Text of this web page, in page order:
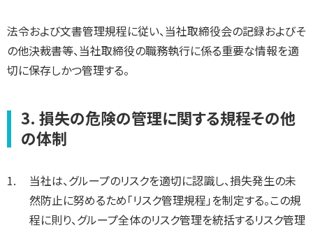
法令および文書管理規程に従い、当社取締役会の記録およびそ
の他決裁書等、当社取締役の職務執行に係る重要な情報を適
切に保存しかつ管理する。
3. 損失の危険の管理に関する規程その他
の体制
当社は、グループのリスクを適切に認識し、損失発生の未
然防止に努めるため「リスク管理規程」を制定する。この規
程に則り、グループ全体のリスク管理を統括するリスク管理